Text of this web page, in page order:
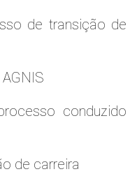
de transição de
conduzido
de carreira